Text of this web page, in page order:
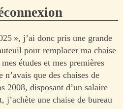
», j’ai donc pris une grande
pour remplacer ma chaise
études et mes premières
que des chaises de
2008, disposant d’un salaire
j’achète une chaise de bureau